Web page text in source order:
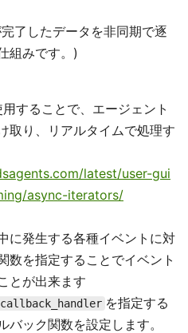
了したデータを非同期で逐
組みです。)
用することで、エージェント
取り、リアルタイムで処理す
latest/user-gui
async-iterators/
に発生する各種イベントに対
数を指定することでイベント
とが出来ます
callback_handler を指定する
バック関数を設定します。